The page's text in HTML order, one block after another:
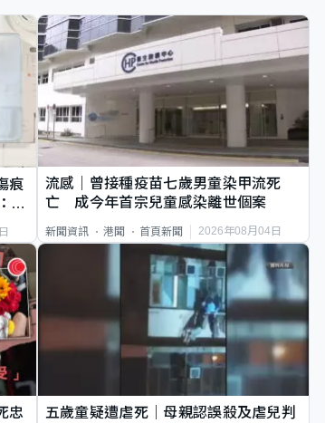
痕
同
流感｜曾接種疫苗七歲男童染甲流死
亡 成今年首宗兒童感染離世個案
新聞資訊 港聞 首頁新聞 2026年08月04日
忠
五歲童疑遭虐死｜母親認誤殺及虐兒判